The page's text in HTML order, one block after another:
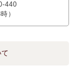
440
）